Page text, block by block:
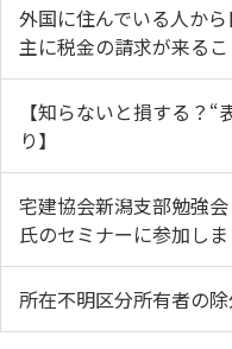
外国に住んでいる人か
主に税金の請求が来る
【知らないと損する？
り】
宅建協会新潟支部勉強
氏のセミナーに参加しま
所在不明区分所有者の